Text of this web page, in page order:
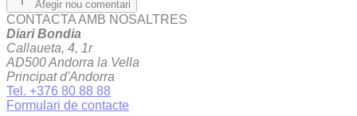
Afegir nou comentari
CONTACTA AMB NOSALTRES
Diari Bondia
Callaueta, 4, 1r
AD500 Andorra la Vella
Principat d'Andorra
Tel. +376 80 88 88
Formulari de contacte